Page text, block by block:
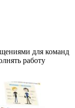
для команд
работу